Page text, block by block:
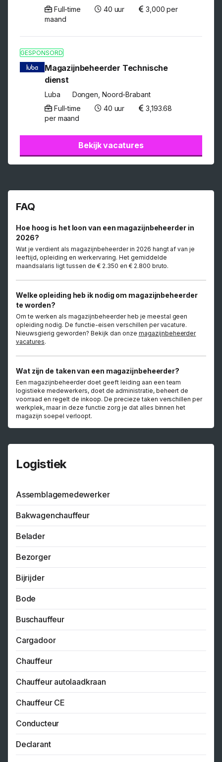
Full-time
40 uur
3,000 per
maand
GESPONSORD
Magazijnbeheerder Technische
dienst
Luba
Dongen, Noord-Brabant
Full-time
40 uur
3,193.68
per maand
Bekijk vacatures
FAQ
Hoe hoog is het loon van een magazijnbeheerder in
2026?
Wat je verdient als magazijnbeheerder in 2026 hangt af van je
leeftijd, opleiding en werkervaring. Het gemiddelde
maandsalaris ligt tussen de € 2.350 en € 2.800 bruto.
Welke opleiding heb ik nodig om magazijnbeheerder
te worden?
Om te werken als magazijnbeheerder heb je meestal geen
opleiding nodig. De functie-eisen verschillen per vacature.
Nieuwsgierig geworden? Bekijk dan onze magazijnbeheerder
vacatures.
Wat zijn de taken van een magazijnbeheerder?
Een magazijnbeheerder doet geeft leiding aan een team
logistieke medewerkers, doet de administratie, beheert de
voorraad en regelt de inkoop. De precieze taken verschillen per
werkplek, maar in deze functie zorg je dat alles binnen het
magazijn soepel verloopt.
Logistiek
Assemblagemedewerker
Bakwagenchauffeur
Belader
Bezorger
Bijrijder
Bode
Buschauffeur
Cargadoor
Chauffeur
Chauffeur autolaadkraan
Chauffeur CE
Conducteur
Declarant